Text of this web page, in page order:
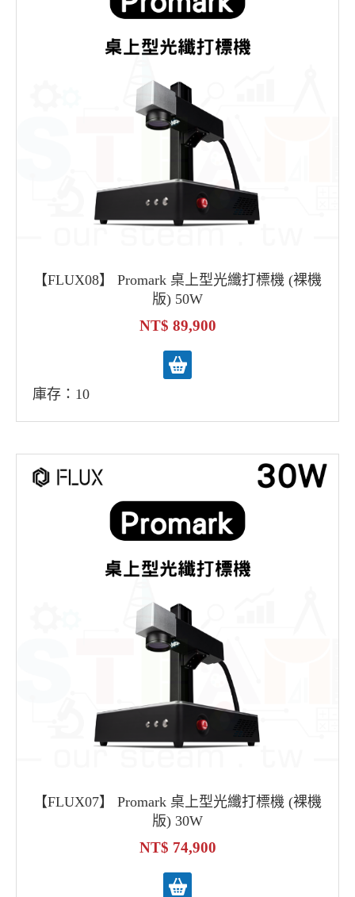
【FLUX08】 Promark 桌上型光纖打標機 (裸機
版) 50W
89,900
庫存：10
【FLUX07】 Promark 桌上型光纖打標機 (裸機
版) 30W
74,900